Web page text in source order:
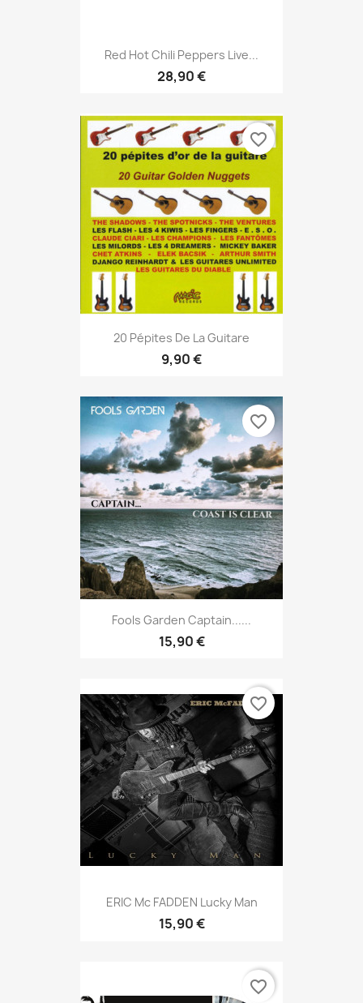
Red Hot Chili Peppers Live...
28,90 €
20 Pépites De La Guitare
9,90 €
favorite_border
Fools Garden Captain......
15,90 €
favorite_border
ERIC Mc FADDEN Lucky Man
15,90 €
favorite_border
favorite_border